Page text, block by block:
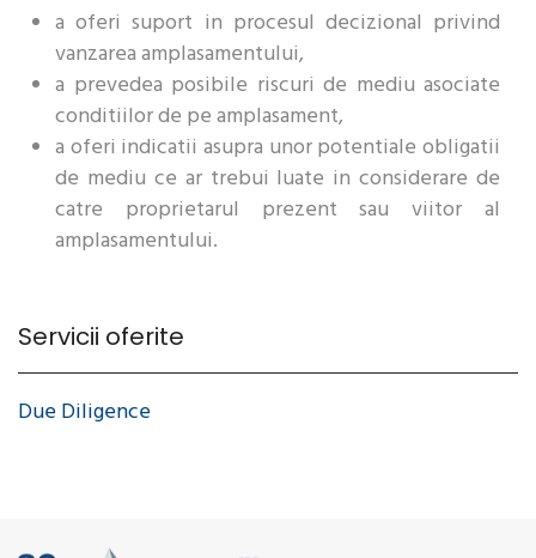
a oferi suport in procesul decizional privind
vanzarea amplasamentului,
a prevedea posibile riscuri de mediu asociate
conditiilor de pe amplasament,
a oferi indicatii asupra unor potentiale obligatii
de mediu ce ar trebui luate in considerare de
catre proprietarul prezent sau viitor al
amplasamentului.
Servicii oferite
Due Diligence